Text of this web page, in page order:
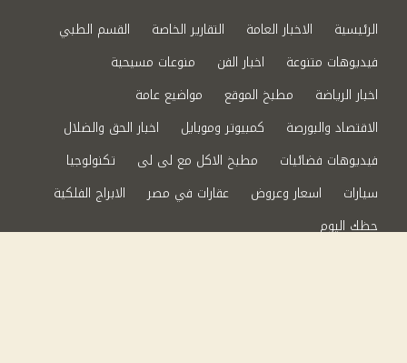
الرئيسية الاخبار العامة التقارير الخاصة
القسم الطبي
فيديوهات متنوعة
اخبار الفن
منوعات مسيحية
اخبار الرياضة
مطبخ الموقع
مواضيع عامة
الاقتصاد والبورصة
كمبيوتر وموبايل
اخبار الحق والضلال
فيديوهات فضائيات
مطبخ الاكل مع لى لى
تكنولوجيا
سيارات
اسعار وعروض عقارات في مصر
الابراج الفلكية
حظك اليوم